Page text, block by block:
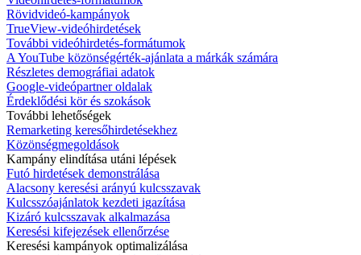
Rövidvideó-kampányok
TrueView-videóhirdetések
További videóhirdetés-formátumok
A YouTube közönségérték-ajánlata a márkák számára
Részletes demográfiai adatok
Google-videópartner oldalak
Érdeklődési kör és szokások
További lehetőségek
Remarketing keresőhirdetésekhez
Közönségmegoldások
Kampány elindítása utáni lépések
Futó hirdetések demonstrálása
Alacsony keresési arányú kulcsszavak
Kulcsszóajánlatok kezdeti igazítása
Kizáró kulcsszavak alkalmazása
Keresési kifejezések ellenőrzése
Keresési kampányok optimalizálása